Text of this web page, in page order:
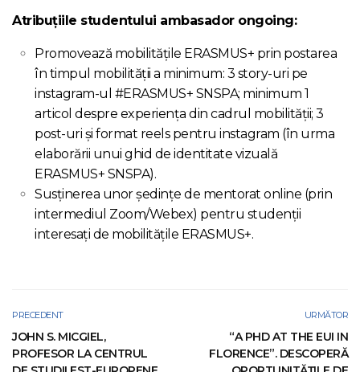
Atribuțiile studentului ambasador ongoing:
Promovează mobilitățile ERASMUS+ prin postarea
în timpul mobilității a minimum: 3 story-uri pe
instagram-ul #ERASMUS+ SNSPA; minimum 1
articol despre experiența din cadrul mobilității; 3
post-uri și format reels pentru instagram (în urma
elaborării unui ghid de identitate vizuală
ERASMUS+ SNSPA).
Susținerea unor ședințe de mentorat online (prin
intermediul Zoom/Webex) pentru studenții
interesați de mobilitățile ERASMUS+.
PRECEDENT
JOHN S. MICGIEL,
PROFESOR LA CENTRUL
URMĂTOR
“A PHD AT THE EUI IN
FLORENCE”. DESCOPERĂ